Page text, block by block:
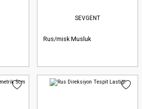
SEVGENT
Rus/misk Musluk